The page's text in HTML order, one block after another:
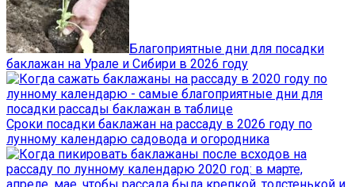
Благоприятные дни для посадки
баклажан на Урале и Сибири в 2026 году
Сроки посадки баклажан на рассаду в 2026 году по
лунному календарю садовода и огородника